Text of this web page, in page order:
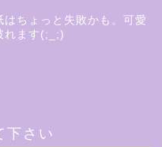
はちょっと失敗かも。可愛
れます(;_;)
下さい